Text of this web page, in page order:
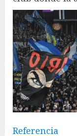
Referencia